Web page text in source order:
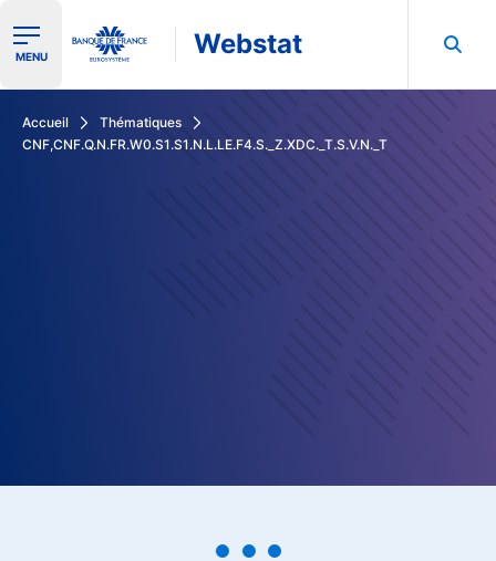
Ouvrir le menu de navigation
MENU Webstat
Accueil
Thématiques
CNF,CNF.Q.N.FR.W0.S1.S1.N.L.LE.F4.S._Z.XDC._T.S.V.N._T